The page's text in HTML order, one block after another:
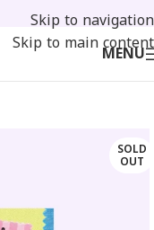
Skip to navigation
Skip to main content
MENU
SOLD
OUT